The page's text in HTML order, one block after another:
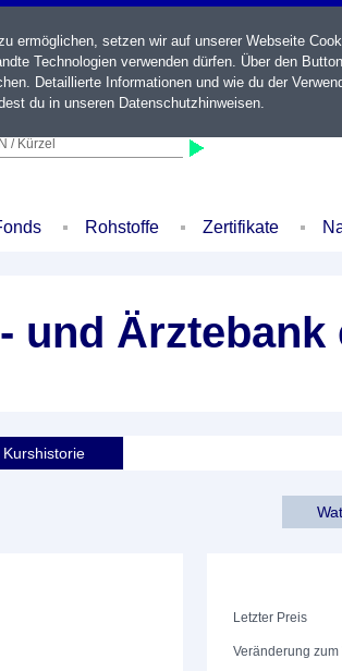
/ Kürzel
Rohstoffe Zertifikate
und Ärztebank
Kurshistorie
Letzter Preis
Veränderung zum
ermöglichen, setzen wir auf unserer Webseite
Technologien verwenden dürfen. Über den
Detaillierte Informationen und wie du der
du in unseren Datenschutzhinweisen.